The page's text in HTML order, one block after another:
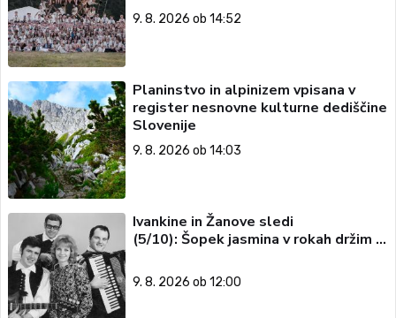
9. 8. 2026 ob 14:52
Planinstvo in alpinizem vpisana v
register nesnovne kulturne dediščine
Slovenije
9. 8. 2026 ob 14:03
Ivankine in Žanove sledi
(5/10): Šopek jasmina v rokah držim …
9. 8. 2026 ob 12:00